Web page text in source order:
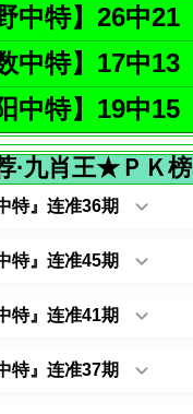
中特】26中21
中特】17中13
中特】19中15
·九肖王★ＰＫ榜
特』连准36期
特』连准45期
特』连准41期
特』连准37期